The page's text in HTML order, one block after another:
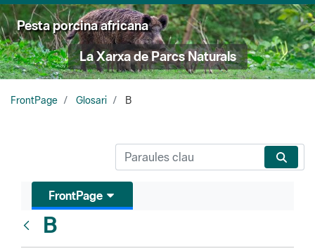
Pesta porcina africana
La Xarxa de Parcs Naturals
FrontPage Glosari B
FrontPage
B